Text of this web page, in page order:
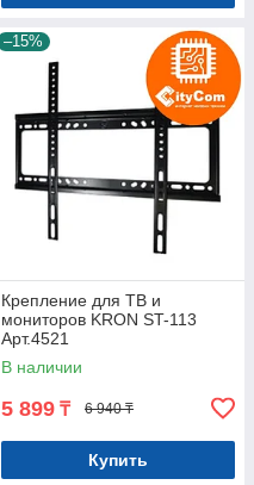
–15%
Крепление для ТВ и
мониторов KRON ST-113
Арт.4521
В наличии
5 899 ₸ 6 940 ₸
Купить